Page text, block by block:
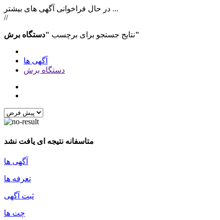
در حال فراخوانی آگهی های بیشتر ...
//
نتایج جستجو برای برچسب"دستگاه برش"
آگهی ها
دستگاه برش
متاسفانه نتیجه ای یافت نشد
آگهی ها
تعرفه ها
ثبت آگهی
چت ها